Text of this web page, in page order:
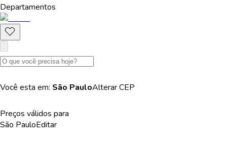
Departamentos
Você esta em: São PauloAlterarCEP
Preços válidos para
São PauloEditar